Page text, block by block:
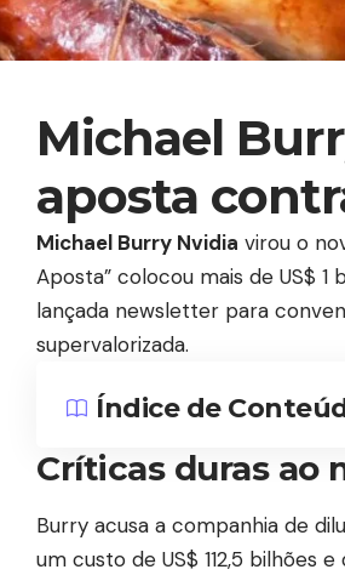
Michael
aposta
Michael Burry Nvidia virou o
Aposta” colocou mais de US$
lançada newsletter para
supervalorizada.
Índice de
Críticas duras ao
Burry acusa a companhia de
um custo de US$ 112,5 bilhões